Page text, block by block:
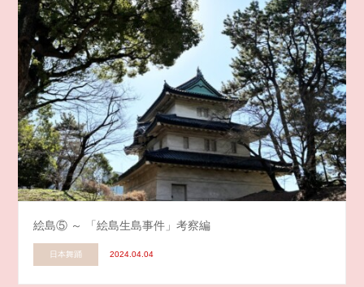
絵島⑤ ～ 「絵島生島事件」考察編
日本舞踊 2024.04.04